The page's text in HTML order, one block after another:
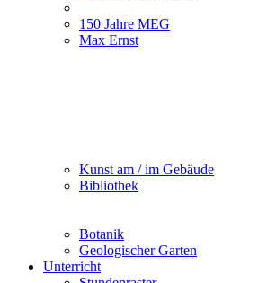
150 Jahre MEG
Max Ernst
Kunst am / im Gebäude
Bibliothek
Botanik
Geologischer Garten
Unterricht